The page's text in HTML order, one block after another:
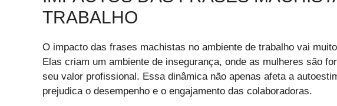
TRABALHO
O impacto das frases machistas no ambiente de trabalho vai
Elas criam um ambiente de insegurança, onde as mulheres são
seu valor profissional. Essa dinâmica não apenas afeta a
prejudica o desempenho e o engajamento das colaboradoras.